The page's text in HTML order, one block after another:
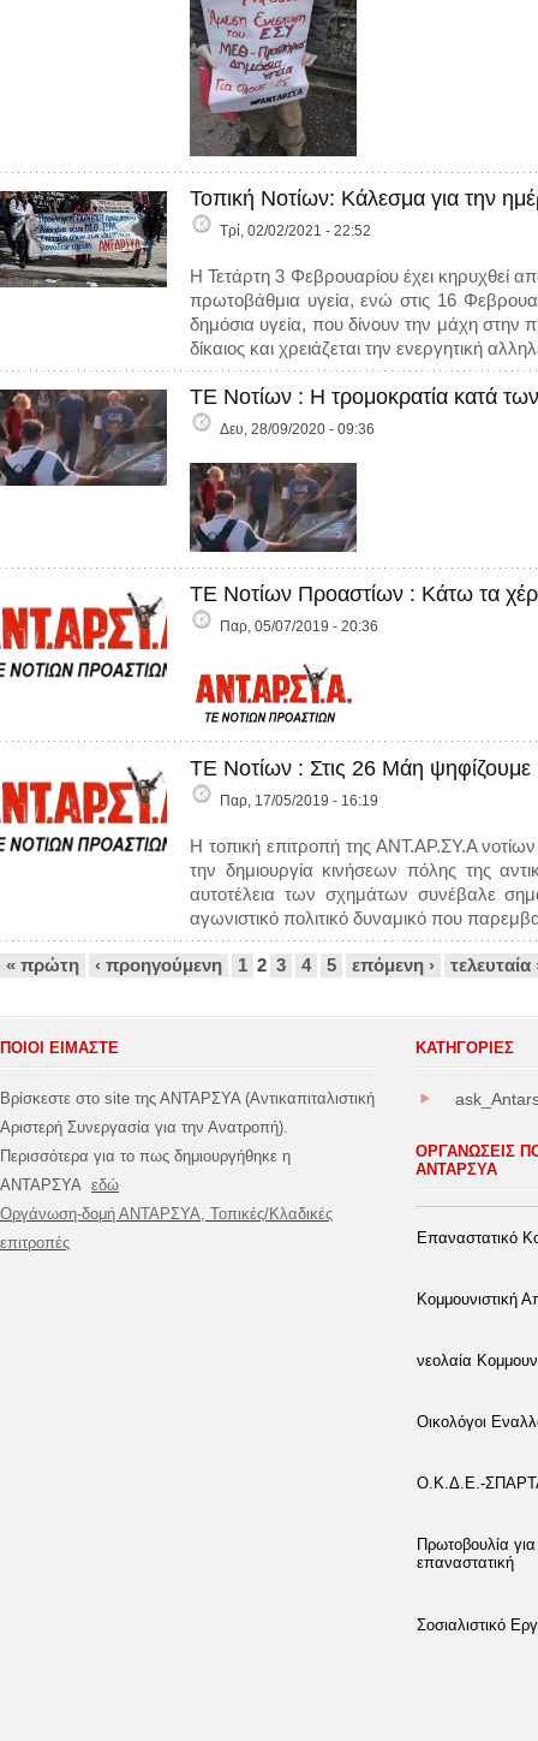
Τοπική Νοτίων: Κάλεσμα για την
Τρί, 02/02/2021 - 22:52
Η Τετάρτη 3 Φεβρουαρίου έχει κηρυχθεί
πρωτοβάθμια υγεία, ενώ στις 16
δημόσια υγεία, που δίνουν την μάχη στην
δίκαιος και χρειάζεται την ενεργητική
ΤΕ Νοτίων : Η τρομοκρατία κατά
Δευ, 28/09/2020 - 09:36
ΤΕ Νοτίων Προαστίων : Κάτω τα
Παρ, 05/07/2019 - 20:36
ΤΕ Νοτίων : Στις 26 Μάη ψηφίζουμε
Παρ, 17/05/2019 - 16:19
Η τοπική επιτροπή της ΑΝΤ.ΑΡ.ΣΥ.Α
την δημιουργία κινήσεων πόλης της
αυτοτέλεια των σχημάτων συνέβαλε
αγωνιστικό πολιτικό δυναμικό που
Σελίδες
« πρώτη ‹ προηγούμενη 1 2 3 4 5 επόμενη › τελευταία
ΠΟΙΟΙ ΕΙΜΑΣΤΕ
Βρίσκεστε στο site της ΑΝΤΑΡΣΥΑ (Αντικαπιταλιστική
Αριστερή Συνεργασία για την Ανατροπή).
Περισσότερα για το πως δημιουργήθηκε η
ΑΝΤΑΡΣΥΑ εδώ
Οργάνωση-δομή ΑΝΤΑΡΣΥΑ, Τοπικές/Κλαδικές
επιτροπές
ΚΑΤΗΓΟΡΊΕΣ
ΟΡΓΑΝΩΣΕΙΣ
ΑΝΤΑΡΣΥΑ
Επαναστατικό
Κομμουνιστική
νεολαία
Οικολόγοι
Ο.Κ.Δ.Ε.-
Πρωτοβουλία
επαναστατική
Σοσιαλιστικό